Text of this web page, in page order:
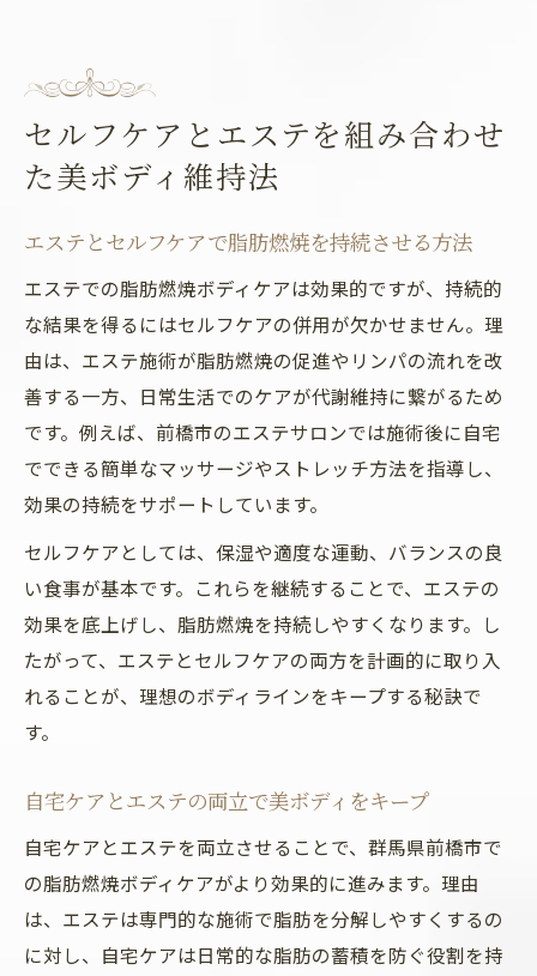
セルフケアとエステを組み合わせ
た美ボディ維持法
エステとセルフケアで脂肪燃焼を持続させる方法
エステでの脂肪燃焼ボディケアは効果的ですが、持続的
な結果を得るにはセルフケアの併用が欠かせません。理
由は、エステ施術が脂肪燃焼の促進やリンパの流れを改
善する一方、日常生活でのケアが代謝維持に繋がるため
です。例えば、前橋市のエステサロンでは施術後に自宅
でできる簡単なマッサージやストレッチ方法を指導し、
効果の持続をサポートしています。
セルフケアとしては、保湿や適度な運動、バランスの良
い食事が基本です。これらを継続することで、エステの
効果を底上げし、脂肪燃焼を持続しやすくなります。し
たがって、エステとセルフケアの両方を計画的に取り入
れることが、理想のボディラインをキープする秘訣で
す。
自宅ケアとエステの両立で美ボディをキープ
自宅ケアとエステを両立させることで、群馬県前橋市で
の脂肪燃焼ボディケアがより効果的に進みます。理由
は、エステは専門的な施術で脂肪を分解しやすくするの
に対し、自宅ケアは日常的な脂肪の蓄積を防ぐ役割を持